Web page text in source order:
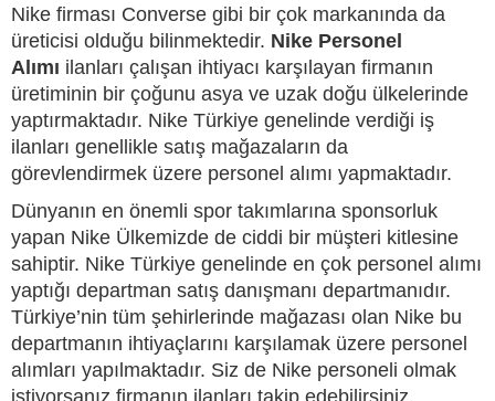
Nike firması Converse gibi bir çok markanında da
üreticisi olduğu bilinmektedir. Nike Personel
Alımı ilanları çalışan ihtiyacı karşılayan firmanın
üretiminin bir çoğunu asya ve uzak doğu ülkelerinde
yaptırmaktadır. Nike Türkiye genelinde verdiği iş
ilanları genellikle satış mağazaların da
görevlendirmek üzere personel alımı yapmaktadır.
Dünyanın en önemli spor takımlarına sponsorluk
yapan Nike Ülkemizde de ciddi bir müşteri kitlesine
sahiptir. Nike Türkiye genelinde en çok personel alımı
yaptığı departman satış danışmanı departmanıdır.
Türkiye’nin tüm şehirlerinde mağazası olan Nike bu
departmanın ihtiyaçlarını karşılamak üzere personel
alımları yapılmaktadır. Siz de Nike personeli olmak
istiyorsanız firmanın ilanları takip edebilirsiniz.